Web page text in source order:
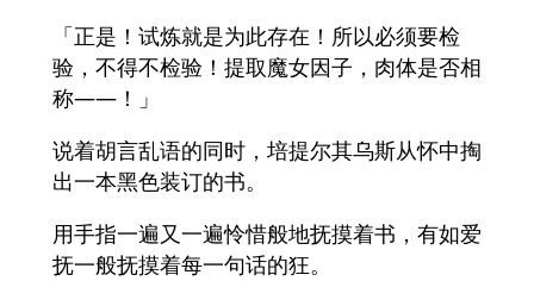
「正是！试炼就是为此存在！所以必须要检
验，不得不检验！提取魔女因子，肉体是否相
称——！」
说着胡言乱语的同时，培提尔其乌斯从怀中掏
出一本黑色装订的书。
用手指一遍又一遍怜惜般地抚摸着书，有如爱
抚一般抚摸着每一句话的狂。